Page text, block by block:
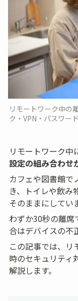
リモートワーク中の
ク・VPN・パスワー
リモートワーク中
設定の組み合わせ
カフェや図書館で
き、トイレや飲み
そのままにしてい
わずか30秒の離
合はデバイスの不
この記事では、
時のセキュリティ
解説します。